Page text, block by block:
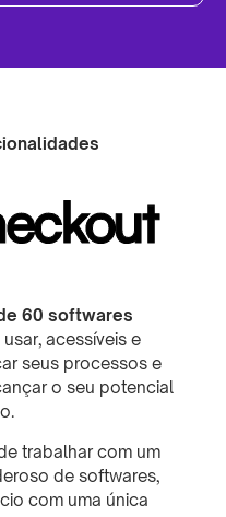
60 softwares
acessíveis e
seus processos e
o seu potencial
trabalhar com um
de softwares,
com uma única